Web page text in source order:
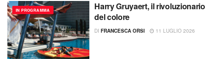
IN PROGRAMMA
Harry Gruyaert, il rivoluzionario
del colore
DI FRANCESCA ORSI 11 LUGLIO 2026